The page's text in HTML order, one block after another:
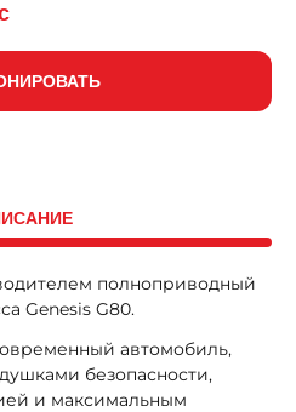
полноприводный
Genesis G80.
автомобиль,
безопасности,
и максимальным